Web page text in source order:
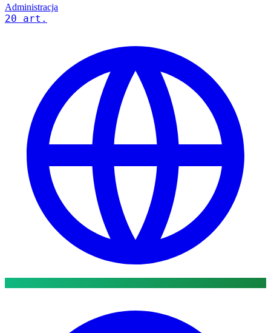
Administracja
20 art.